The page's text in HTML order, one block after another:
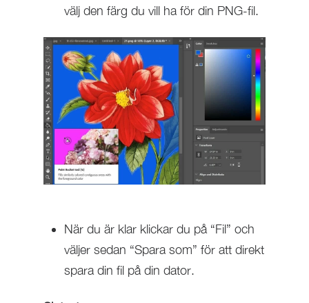
välj den färg du vill ha för din PNG-fil.
När du är klar klickar du på “Fil” och
väljer sedan “Spara som” för att direkt
spara din fil på din dator.